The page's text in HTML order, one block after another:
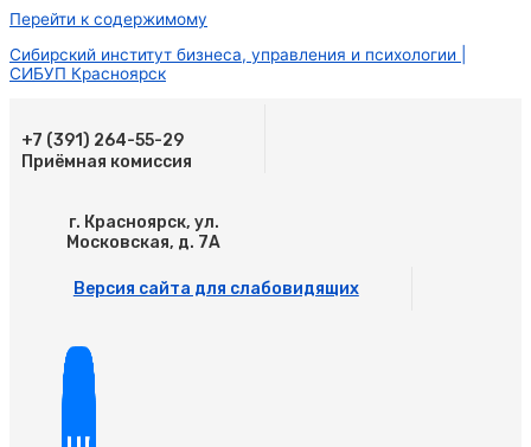
Перейти к содержимому
Сибирский институт бизнеса, управления и психологии |
СИБУП Красноярск
+7 (391) 264-55-29
Приёмная комиссия
г. Красноярск, ул.
Московская, д. 7А
Версия сайта для слабовидящих